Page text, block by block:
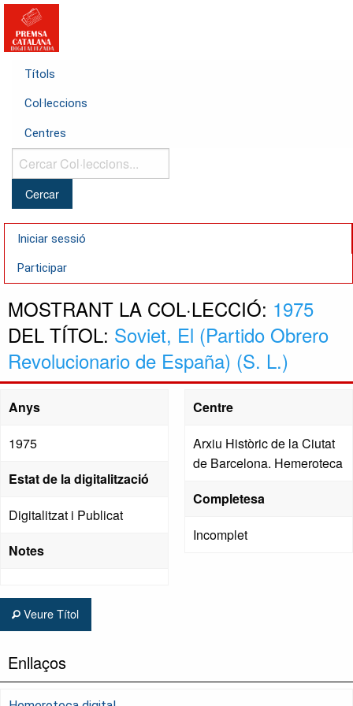
Títols
Col·leccions
Centres
Cercar
Col·leccions...
Iniciar sessió
Participar
MOSTRANT LA COL·LECCIÓ: 1975
DEL TÍTOL: Soviet, El (Partido Obrero
Revolucionario de España) (S. L.)
Anys
1975
Estat de la digitalització
Digitalitzat i Publicat
Notes
Centre
Arxiu Històric de la Ciutat
de Barcelona. Hemeroteca
Completesa
Incomplet
Veure Títol
Enllaços